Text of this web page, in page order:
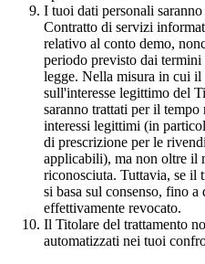
I tuoi dati personali
Contratto di servizi
relativo al conto demo,
periodo previsto dai
legge. Nella misura in cui il
sull'interesse legittimo del
saranno trattati per il tempo
interessi legittimi (in
di prescrizione per le
applicabili), ma non oltre il
riconosciuta. Tuttavia, se il
si basa sul consenso, fino a
effettivamente revocato.
Il Titolare del trattamento
automatizzati nei tuoi